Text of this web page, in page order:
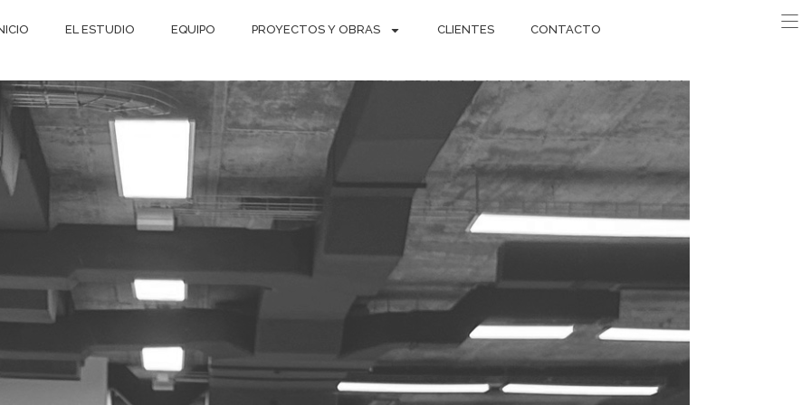
EL ESTUDIO EQUIPO PROYECTOS Y OBRAS CLIENTES CONTACTO